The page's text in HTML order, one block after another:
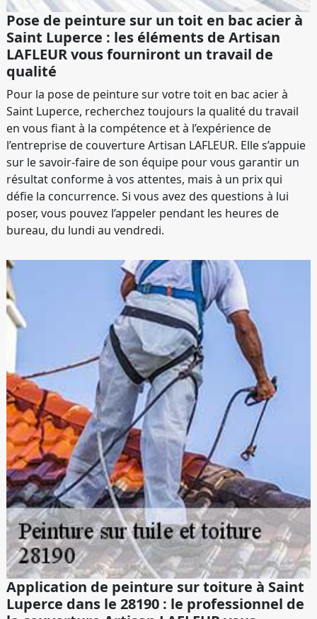
Pose de peinture sur un toit en bac acier à
Saint Luperce : les éléments de Artisan
LAFLEUR vous fourniront un travail de
qualité
Pour la pose de peinture sur votre toit en bac acier à
Saint Luperce, recherchez toujours la qualité du travail
en vous fiant à la compétence et à l’expérience de
l’entreprise de couverture Artisan LAFLEUR. Elle s’appuie
sur le savoir-faire de son équipe pour vous garantir un
résultat conforme à vos attentes, mais à un prix qui
défie la concurrence. Si vous avez des questions à lui
poser, vous pouvez l’appeler pendant les heures de
bureau, du lundi au vendredi.
Application de peinture sur toiture à Saint
Luperce dans le 28190 : le professionnel de